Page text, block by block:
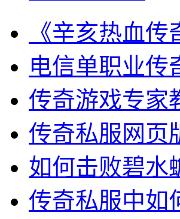
《辛亥热血
电信单职业传
传奇游戏专家
传奇私服网页
如何击败碧水
传奇私服中如